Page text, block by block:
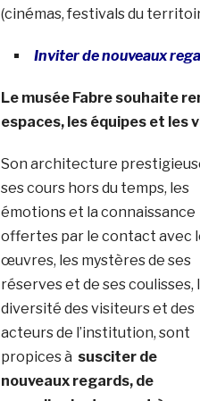
(cinémas, festivals du
Inviter de nouveaux
Le musée Fabre souhaite
espaces, les équipes et les
Son architecture
ses cours hors du temps, les
émotions et la connaissance
offertes par le contact avec
œuvres, les mystères de ses
réserves et de ses coulisses,
diversité des visiteurs et des
acteurs de l’institution, sont
propices à susciter de
nouveaux regards, de